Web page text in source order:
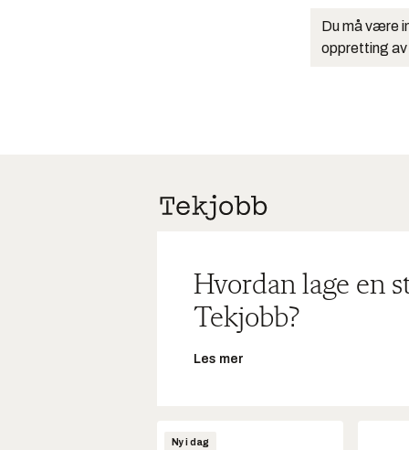
Du må være
oppretting av
Hvordan lage en
Tekjobb?
Les mer
Ny i dag